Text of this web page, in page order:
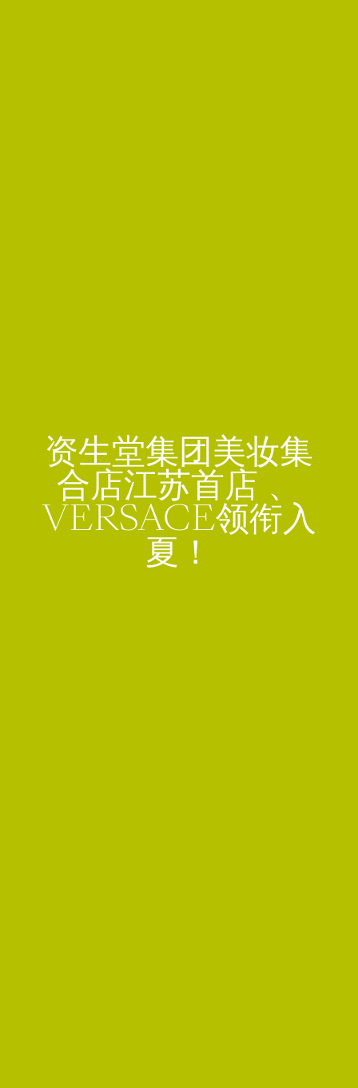
资生堂集团美妆集
合店江苏首店 、
VERSACE领衔入
夏！